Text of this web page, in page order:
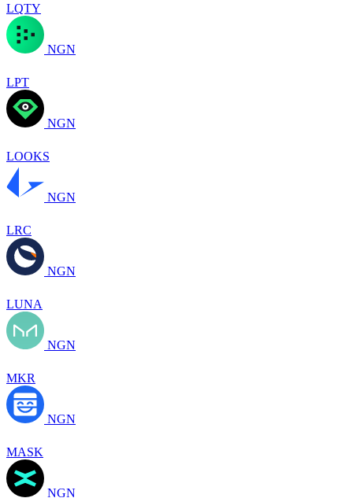
LQTY
NGN
LPT
NGN
LOOKS
NGN
LRC
NGN
LUNA
NGN
MKR
NGN
MASK
NGN